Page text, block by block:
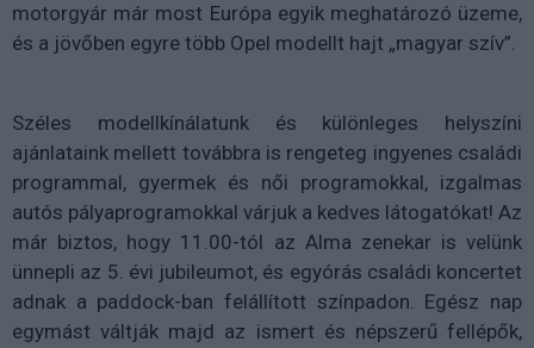
motorgyár már most Európa egyik meghatározó üzeme,
és a jövőben egyre több Opel modellt hajt „magyar szív”.
Széles modellkínálatunk és különleges helyszíni
ajánlataink mellett továbbra is rengeteg ingyenes családi
programmal, gyermek és női programokkal, izgalmas
autós pályaprogramokkal várjuk a kedves látogatókat! Az
már biztos, hogy 11.00-tól az Alma zenekar is velünk
ünnepli az 5. évi jubileumot, és egyórás családi koncertet
adnak a paddock-ban felállított színpadon. Egész nap
egymást váltják majd az ismert és népszerű fellépők,